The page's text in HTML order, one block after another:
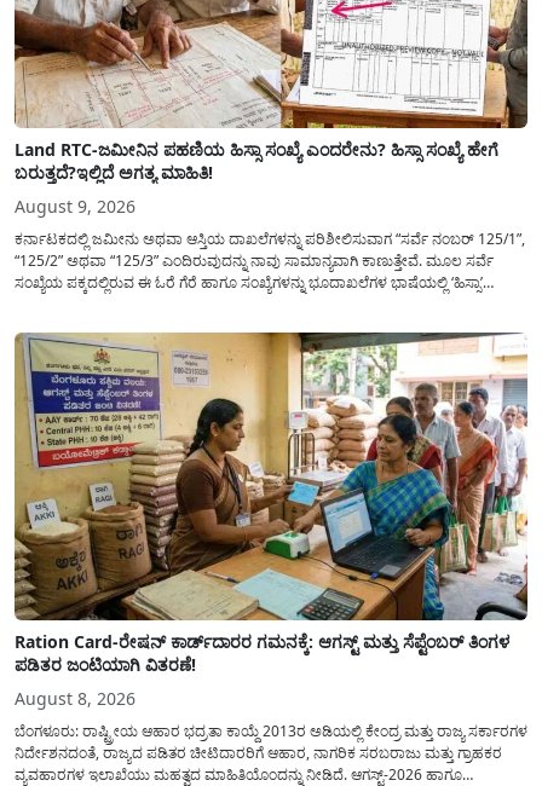
Land RTC-ಜಮೀನಿನ ಪಹಣಿಯ ಹಿಸ್ಸಾ ಸಂಖ್ಯೆ ಎಂದರೇನು? ಹಿಸ್ಸಾ ಸಂಖ್ಯೆ ಹೇಗೆ
ಬರುತ್ತದೆ?ಇಲ್ಲಿದೆ ಅಗತ್ಯ ಮಾಹಿತಿ!
August 9, 2026
ಕರ್ನಾಟಕದಲ್ಲಿ ಜಮೀನು ಅಥವಾ ಆಸ್ತಿಯ ದಾಖಲೆಗಳನ್ನು ಪರಿಶೀಲಿಸುವಾಗ “ಸರ್ವೆ ನಂಬರ್ 125/1”,
“125/2” ಅಥವಾ “125/3” ಎಂದಿರುವುದನ್ನು ನಾವು ಸಾಮಾನ್ಯ​ವಾಗಿ ಕಾಣುತ್ತೇವೆ. ಮೂಲ ಸರ್ವೆ
ಸಂಖ್ಯೆಯ ಪಕ್ಕದಲ್ಲಿರುವ ಈ ಓರೆ ಗೆರೆ ಹಾಗೂ ಸಂಖ್ಯೆಗಳನ್ನು ಭೂದಾಖಲೆಗಳ ಭಾಷೆಯಲ್ಲಿ ‘ಹಿಸ್ಸಾ’
Ration Card-ರೇಷನ್ ಕಾರ್ಡ್‍ದಾರರ ಗಮನಕ್ಕೆ: ಆಗಸ್ಟ್ ಮತ್ತು ಸೆಪ್ಟೆಂಬರ್ ತಿಂಗಳ
ಪಡಿತರ ಜಂಟಿಯಾಗಿ ವಿತರಣೆ!
August 8, 2026
ಬೆಂಗಳೂರು: ರಾಷ್ಟ್ರೀಯ ಆಹಾರ ಭದ್ರತಾ ಕಾಯ್ದೆ 2013ರ ಅಡಿಯಲ್ಲಿ ಕೇಂದ್ರ ಮತ್ತು ರಾಜ್ಯ ಸರ್ಕಾರಗಳ
ನಿರ್ದೇಶನದಂತೆ, ರಾಜ್ಯದ ಪಡಿತರ ಚೀಟಿದಾರರಿಗೆ ಆಹಾರ, ನಾಗರಿಕ ಸರಬರಾಜು ಮತ್ತು ಗ್ರಾಹಕರ
ವ್ಯವಹಾರಗಳ ಇಲಾಖೆಯು ಮಹತ್ವದ ಮಾಹಿತಿಯೊಂದನ್ನು ನೀಡಿದೆ. ಆಗಸ್ಟ್-2026 ಹಾಗೂ